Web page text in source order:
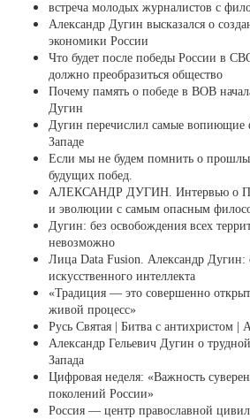
встреча молодых журналистов с
Александр Дугин высказался о
экономики России
Что будет после победы России в
должно преобразиться общество
Почему память о победе в ВОВ
Дугин
Дугин перечислил самые
Западе
Если мы не будем помнить о
будущих побед.
АЛЕКСАНДР ДУГИН. Интервью о
и эволюции с самым опасным
Дугин: без освобождения всех
невозможно
Лица Data Fusion. Александр Дугин:
искусственного интеллекта
«Традиция — это совершенно
живой процесс»
Русь Святая | Битва с антихристом |
Александр Гельевич Дугин о трудной
Запада
Цифровая неделя: «Важность
поколений России»
Россия — центр православной